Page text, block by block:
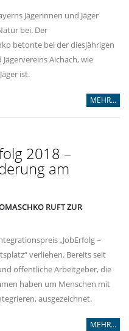
Jägerinnen und Jäger
bei. Der
betonte bei der diesjährigen
Aichach, wie
ist.
MEHR...
2018 –
am
RUFT ZUR
„JobErfolg –
verliehen. Bereits seit
öffentliche Arbeitgeber, die
haben um Menschen mit
ausgezeichnet.
MEHR...